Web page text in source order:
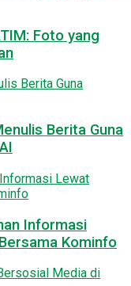
Foto yang
Berita Guna
Informasi
Kominfo